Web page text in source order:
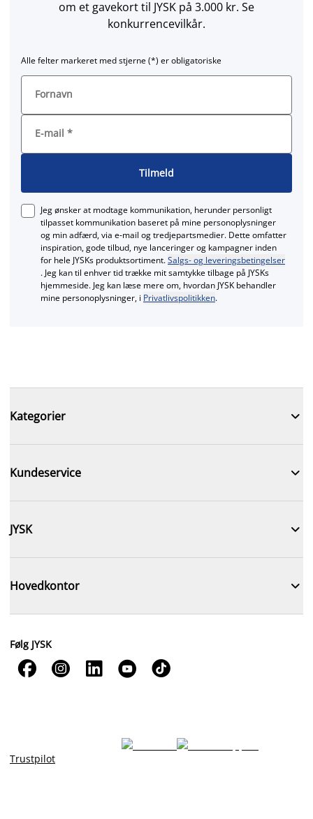
om et gavekort til JYSK på 3.000 kr. Se
konkurrencevilkår.
Alle felter markeret med stjerne (*) er obligatoriske
Fornavn
E-mail *
Tilmeld
Jeg ønsker at modtage kommunikation, herunder personligt
tilpasset kommunikation baseret på mine personoplysninger
og min adfærd, via e‑mail og tredjepartsmedier. Dette omfatter
inspiration, gode tilbud, nye lanceringer og kampagner inden
for hele JYSKs produktsortiment.Salgs- og leveringsbetingelser
. Jeg kan til enhver tid trække mit samtykke tilbage på JYSKs
hjemmeside. Jeg kan læse mere om, hvordan JYSK behandler
mine personoplysninger, i Privatlivspolitikken.
Kategorier 
Kundeservice 
JYSK 
Hovedkontor 
Følg JYSK
    
Trustpilot